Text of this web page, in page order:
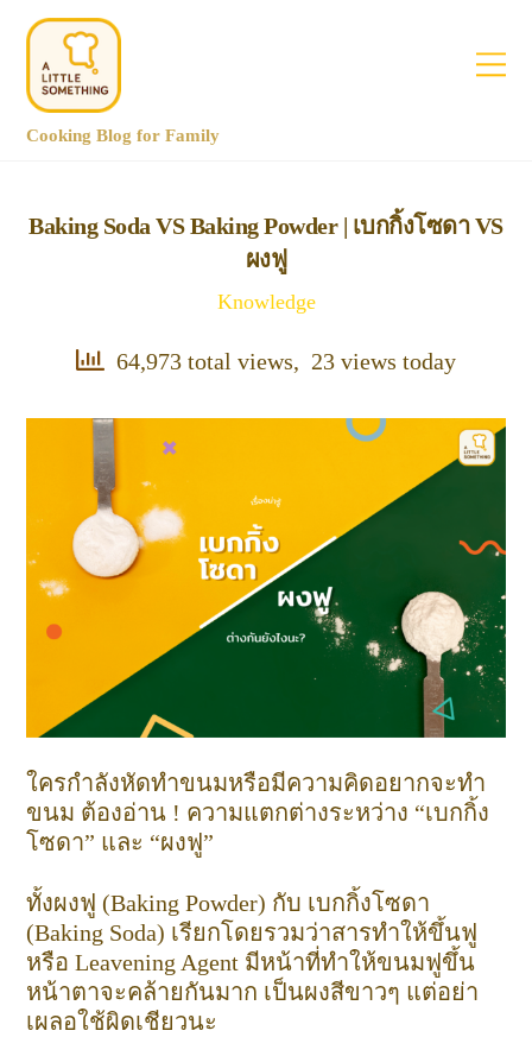
Cooking Blog for Family
Baking Soda VS Baking Powder | เบกกิ้งโซดา VS
ผงฟู
Knowledge
64,973 total views, 23 views today
ใครกำลังหัดทำขนมหรือมีความคิดอยากจะทำ
ขนม ต้องอ่าน ! ความแตกต่างระหว่าง “เบกกิ้ง
โซดา” และ “ผงฟู”
ทั้งผงฟู (Baking Powder) กับ เบกกิ้งโซดา
(Baking Soda) เรียกโดยรวมว่าสารทำให้ขึ้นฟู
หรือ Leavening Agent มีหน้าที่ทำให้ขนมฟูขึ้น
หน้าตาจะคล้ายกันมาก เป็นผงสีขาวๆ แต่อย่า
เผลอใช้ผิดเชียวนะ